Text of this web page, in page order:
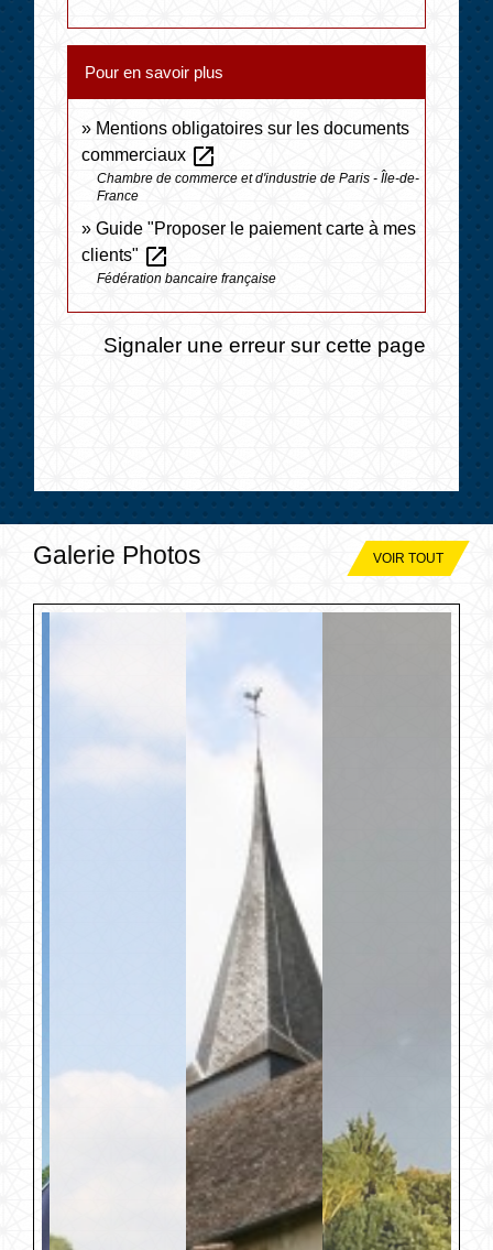
Pour en savoir plus
Mentions obligatoires sur les documents
commerciaux open_in_new
Chambre de commerce et d'industrie de Paris - Île-de-
France
Guide "Proposer le paiement carte à mes
clients" open_in_new
Fédération bancaire française
Signaler une erreur sur cette page
Galerie Photos VOIR TOUT